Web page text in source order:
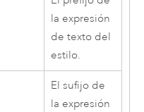
la expresión
de texto del
estilo.
El sufijo de
la expresión